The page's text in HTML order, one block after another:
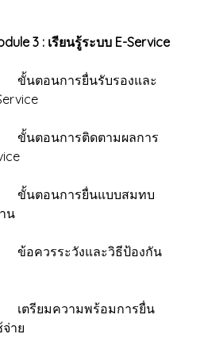
3 : เรียนรู้ระบบ E-Service
ยื่นรับรองและ
ติดตามผลการ
รยื่นแบบสมทบ
น
งและวิธีป้องกัน
มพร้อมการยื่น
าย